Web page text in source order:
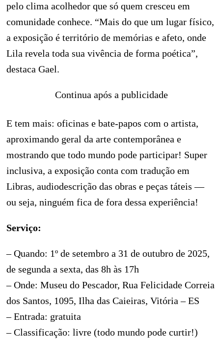
pelo clima acolhedor que só quem cresceu em
comunidade conhece. “Mais do que um lugar físico,
a exposição é território de memórias e afeto, onde
Lila revela toda sua vivência de forma poética”,
destaca Gael.
Continua após a publicidade
E tem mais: oficinas e bate-papos com o artista,
aproximando geral da arte contemporânea e
mostrando que todo mundo pode participar! Super
inclusiva, a exposição conta com tradução em
Libras, audiodescrição das obras e peças táteis —
ou seja, ninguém fica de fora dessa experiência!
Serviço:
– Quando: 1º de setembro a 31 de outubro de 2025,
de segunda a sexta, das 8h às 17h
– Onde: Museu do Pescador, Rua Felicidade Correia
dos Santos, 1095, Ilha das Caieiras, Vitória – ES
– Entrada: gratuita
– Classificação: livre (todo mundo pode curtir!)